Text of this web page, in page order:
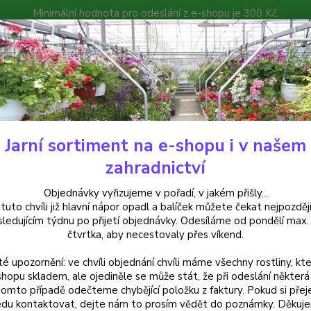
Minimální hodnota pro odeslání z e-shopu je 300 Kč.
můžete čekat nejpozději v následujícím týdnu po přijetí
Poradna Kontakty
Hledat
Begonie Begonia Chanson převislá, žlutá - 1 ks
Chanson převislá, žlutá - 1 ks
snáší
pro
Jarní sortiment na e-shopu i v našem
zahradnictví
Objednávky vyřizujeme v pořadí, v jakém přišly...
chvíli již hlavní nápor opadl a balíček můžete čekat
týdnu po přijetí objednávky. Odesíláme od pondělí
čtvrtka, aby necestovaly přes víkend.
upozornění: ve chvíli objednání chvíli máme všechny rostliny,
skladem, ale ojediněle se může stát, že při odeslání některá
případě odečteme chybějící položku z faktury. Pokud si
kontaktovat, dejte nám to prosím vědět do poznámky.